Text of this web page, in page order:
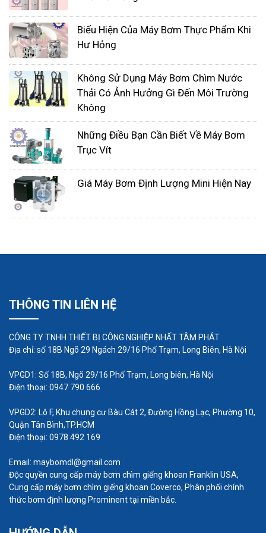
thành bọt để tách khoáng chất phong phú khỏi
gangue. Trong quá trình, hóa chất được thêm vào
và không khí. Các khoáng chất phong phú bám vào
không khí và di chuyển như bong bóng lên đỉnh
có giá trị thương mại chìm xuống đáy để tạo thành
trong các xe tăng theo loạt được gọi là máy gia
công thô, người nhặt rác và người dọn dẹp.
Máy bơm nước
Máy bơm nước là thiết bị đơn giản. Họ buộc chất
Biểu Hiện Của Máy Bơm Thực Phẩm Khi
Hư Hỏng
Không Sử Dụng Máy Bơm Chìm Nước
Thải Có Ảnh Hưởng Gì Đến Môi Trường
Không
Những Điều Bạn Cần Biết Về Máy Bơm
Trục Vít
Giá Máy Bơm Định Lượng Mini Hiện Nay
THÔNG TIN LIÊN HỆ
CÔNG TY TNHH THIẾT BỊ CÔNG NGHIỆP NHẤT TÂM PHÁT
Địa chỉ: số 18B Ngõ 29 Ngách 29/16 Phố Trạm, Long Biên, Hà Nội
VPGD1: Số 18B, Ngõ 29/16 Phố Trạm, Long biên, Hà Nội
Điện thoại: 0947 790 666
VPGD2: Lô F, Khu chung cư Bàu Cát 2, Đường Hồng Lạc, Phường 10,
Quận Tân Bình,TP.HCM
Điện thoại: 0978 492 169
Email: maybomdl@gmail.com
Độc quyền cung cấp máy bơm chìm giếng khoan Franklin USA,
Cung cấp máy bơm chìm giếng khoan Coverco, Phân phối chính
thức bơm định lượng Prominent tại miền bắc.